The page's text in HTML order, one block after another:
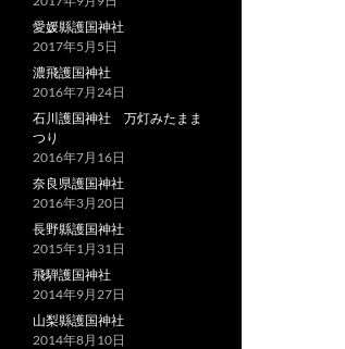
愛媛縣護国神社
2017年5月5日
濃飛護国神社
2016年7月24日
石川護国神社 万灯みたまま
つり
2016年7月16日
奈良県護国神社
2016年3月20日
長野縣護国神社
2015年1月31日
飛騨護国神社
2014年9月27日
山梨縣護国神社
2014年8月10日